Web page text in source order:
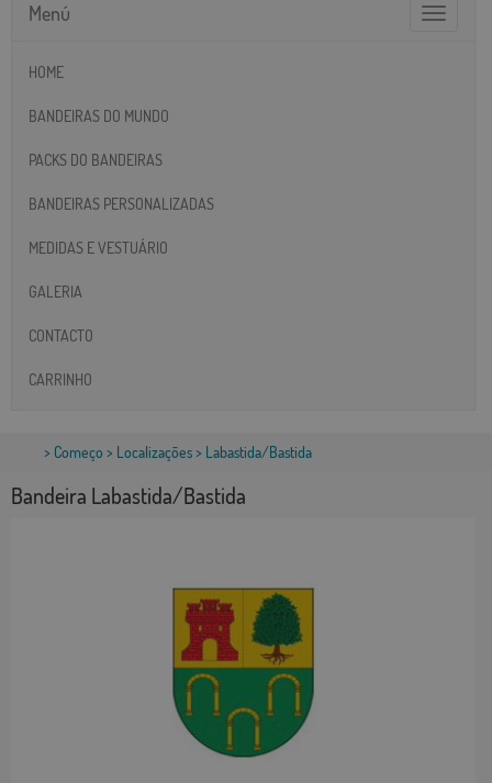
Toggle
Menú
HOME
BANDEIRAS DO MUNDO
PACKS DO BANDEIRAS
BANDEIRAS PERSONALIZADAS
MEDIDAS E VESTUÁRIO
GALERIA
CONTACTO
CARRINHO
> Começo > Localizações> Labastida/Bastida
Bandeira Labastida/Bastida